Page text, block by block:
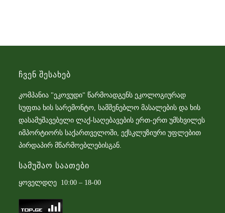
Ჩვენ Შესახებ
კომპანია "ეკოვუდი" წარმოადგენს ეკოლოგიურად
სუფთა ხის სარემონტო, სამშენებლო მასალების და ხის
დასამუშავებელი ლაქ-საღებავების ერთ-ერთ უმსხვილეს
იმპორტიორს საქართველოში, ექსკლუზიური უფლებით
პირდაპირ მწარმოებლებისგან.
Სამუშაო Საათები
ყოველდღე 10:00 – 18-00